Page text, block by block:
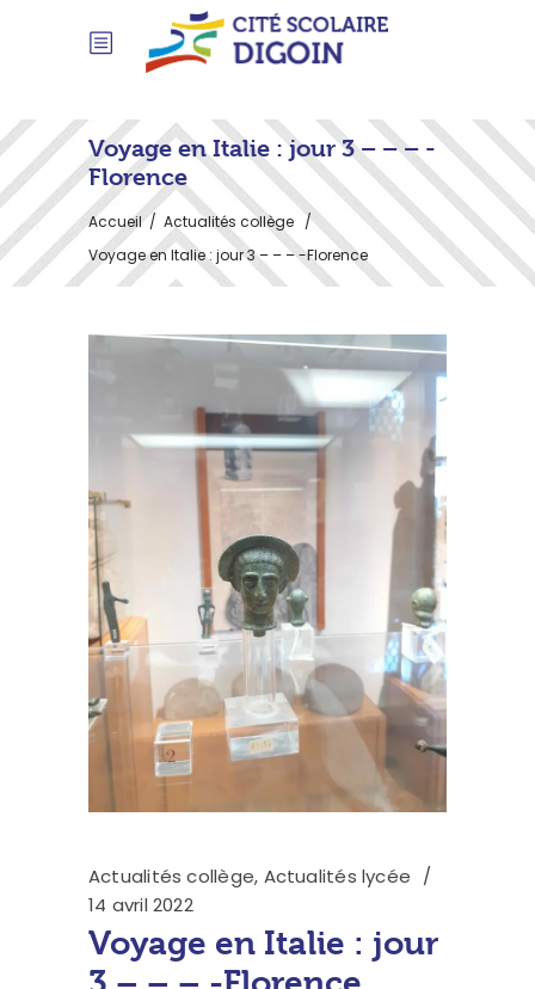
Voyage en Italie : jour 3 – – – -
Florence
Accueil/ Actualités collège /
Voyage en Italie : jour 3 – – – -Florence
Actualités collège, Actualités lycée
14 avril 2022
Voyage en Italie : jour